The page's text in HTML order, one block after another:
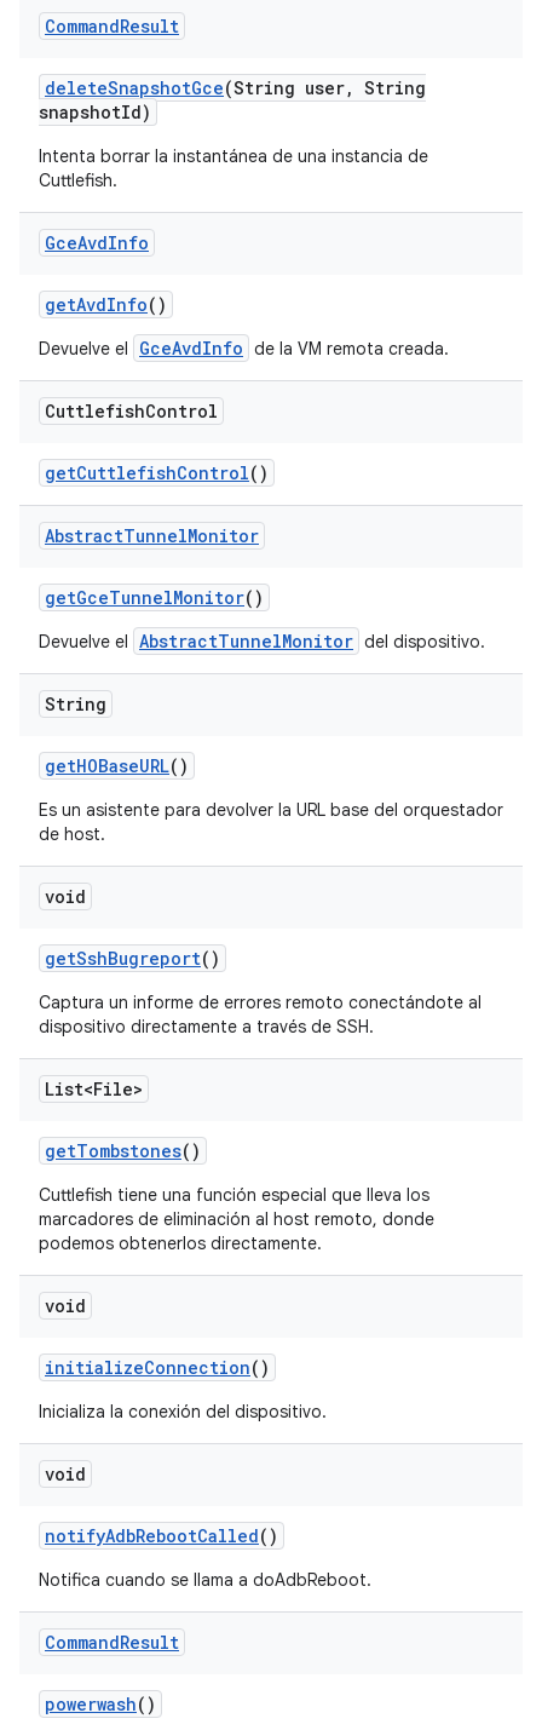
CommandResult
deleteSnapshotGce(String user, String
snapshotId)
Intenta borrar la instantánea de una instancia de
Cuttlefish.
GceAvdInfo
getAvdInfo()
Devuelve el GceAvdInfo de la VM remota creada.
CuttlefishControl
getCuttlefishControl()
AbstractTunnelMonitor
getGceTunnelMonitor()
Devuelve el AbstractTunnelMonitor del dispositivo.
String
getHOBaseURL()
Es un asistente para devolver la URL base del orquestador
de host.
void
getSshBugreport()
Captura un informe de errores remoto conectándote al
dispositivo directamente a través de SSH.
List<File>
getTombstones()
Cuttlefish tiene una función especial que lleva los
marcadores de eliminación al host remoto, donde
podemos obtenerlos directamente.
void
initializeConnection()
Inicializa la conexión del dispositivo.
void
notifyAdbRebootCalled()
Notifica cuando se llama a doAdbReboot.
CommandResult
powerwash()